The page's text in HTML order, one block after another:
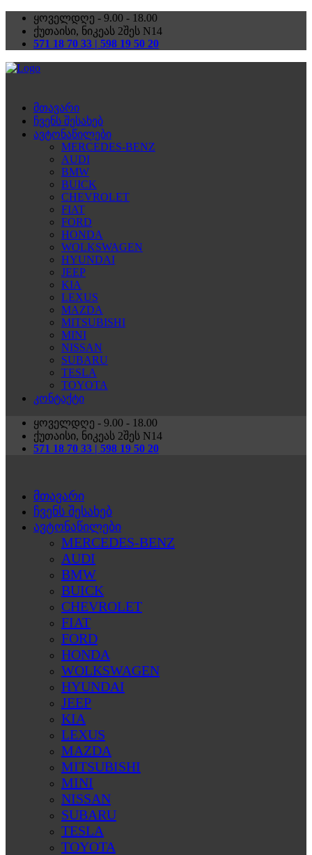
ყოველდღე - 9.00 - 18.00
ქუთაისი, ნიკეას 2შეს N14
571 18 70 33 | 598 19 50 20
მთავარი
ჩვენს შესახებ
ავტონაწილები
MERCEDES-BENZ
AUDI
BMW
BUICK
CHEVROLET
FIAT
FORD
HONDA
WOLKSWAGEN
HYUNDAI
JEEP
KIA
LEXUS
MAZDA
MITSUBISHI
MINI
NISSAN
SUBARU
TESLA
TOYOTA
კონტაქტი
ყოველდღე - 9.00 - 18.00
ქუთაისი, ნიკეას 2შეს N14
571 18 70 33 | 598 19 50 20
მთავარი
ჩვენს შესახებ
ავტონაწილები
MERCEDES-BENZ
AUDI
BMW
BUICK
CHEVROLET
FIAT
FORD
HONDA
WOLKSWAGEN
HYUNDAI
JEEP
KIA
LEXUS
MAZDA
MITSUBISHI
MINI
NISSAN
SUBARU
TESLA
TOYOTA